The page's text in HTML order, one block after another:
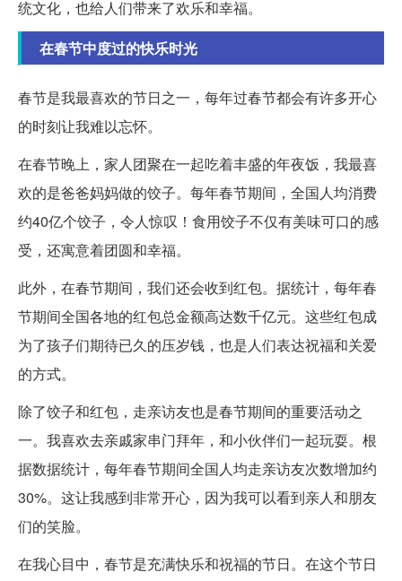
统文化，也给人们带来了欢乐和幸福。
在春节中度过的快乐时光
春节是我最喜欢的节日之一，每年过春节都会有许多开心
的时刻让我难以忘怀。
在春节晚上，家人团聚在一起吃着丰盛的年夜饭，我最喜
欢的是爸爸妈妈做的饺子。每年春节期间，全国人均消费
约40亿个饺子，令人惊叹！食用饺子不仅有美味可口的感
受，还寓意着团圆和幸福。
此外，在春节期间，我们还会收到红包。据统计，每年春
节期间全国各地的红包总金额高达数千亿元。这些红包成
为了孩子们期待已久的压岁钱，也是人们表达祝福和关爱
的方式。
除了饺子和红包，走亲访友也是春节期间的重要活动之
一。我喜欢去亲戚家串门拜年，和小伙伴们一起玩耍。根
据数据统计，每年春节期间全国人均走亲访友次数增加约
30%。这让我感到非常开心，因为我可以看到亲人和朋友
们的笑脸。
在我心目中，春节是充满快乐和祝福的节日。在这个节日